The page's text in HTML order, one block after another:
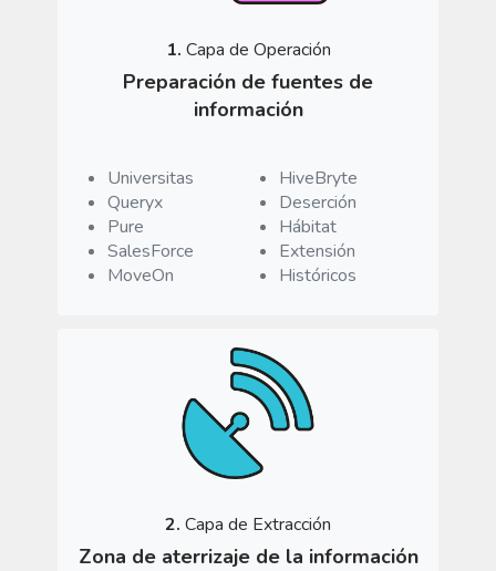
1. Capa de Operación
Preparación de fuentes de
información
Universitas
Queryx
Pure
SalesForce
MoveOn
HiveBryte
Deserción
Hábitat
Extensión
Históricos
2. Capa de Extracción
Zona de aterrizaje de la información